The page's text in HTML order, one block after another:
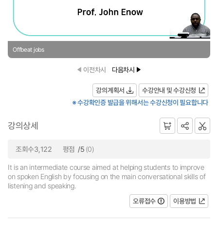
Offbeat jobs
이전차시 다음차시
강의계획서
수강안내 및 수강신청
※ 수강확인증 발급을 위해서는 수강신청이 필요합니다
강의상세
조회수3,122 평점 /5 (0)
It is an intermediate course aimed at helping students to improve
on spoken English by focusing on the main conversational skills of
listening and speaking.
오류접수
이용방법